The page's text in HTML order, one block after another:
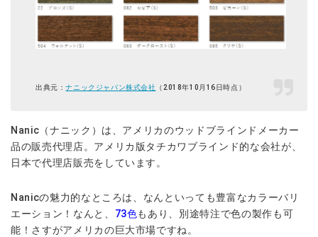
出典元：ナニックジャパン株式会社 （2018年10月16日時点）
Nanic（ナニック）は、アメリカのウッドブラインドメーカー
品の販売代理店。アメリカ版タチカワブラインド的な会社が、
日本で代理店販売をしています。
Nanicの魅力的なところは、なんといっても豊富なカラーバリ
エーション！なんと、 73色もあり、別途特注で色の製作も可
能！さすがアメリカの巨大市場ですね。